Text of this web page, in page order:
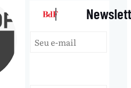
|